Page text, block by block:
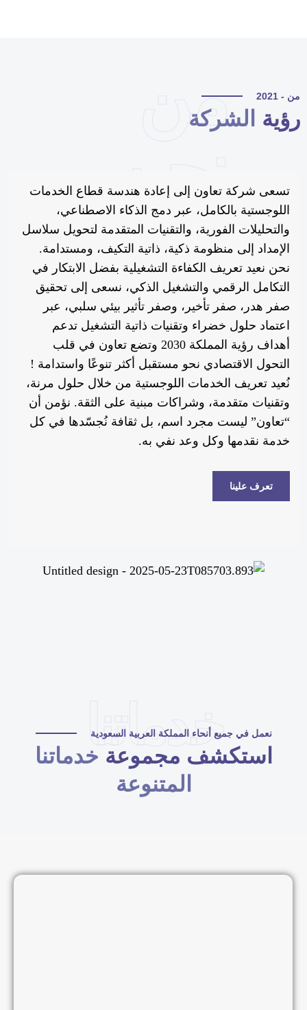
من
نحن
- 2021
الشركة
تسعى شركة تعاون إلى إعادة هندسة قطاع الخدمات
اللوجستية بالكامل، عبر دمج الذكاء الاصطناعي،
والتحليلات الفورية، والتقنيات المتقدمة لتحويل سلاسل
الإمداد إلى منظومة ذكية، ذاتية التكيف، ومستدامة.
نحن نعيد تعريف الكفاءة التشغيلية بفضل الابتكار في
التكامل الرقمي والتشغيل الذكي، نسعى إلى تحقيق
صفر هدر، صفر تأخير، وصفر تأثير بيئي سلبي، عبر
اعتماد حلول خضراء وتقنيات ذاتية التشغيل تدعم
أهداف رؤية المملكة 2030 وتضع تعاون في قلب
التحول الاقتصادي نحو مستقبل أكثر تنوعًا واستدامة !
نُعيد تعريف الخدمات اللوجستية من خلال حلول مرنة،
وتقنيات متقدمة، وشراكات مبنية على الثقة. نؤمن أن
“تعاون” ليست مجرد اسم، بل ثقافة نُجسّدها في كل
خدمة نقدمها وكل وعد نفي به.
تعرف علينا
خدماتنا
نعمل في جميع أنحاء المملكة العربية السعودية
استكشف مجموعةخدماتنا
المتنوعة